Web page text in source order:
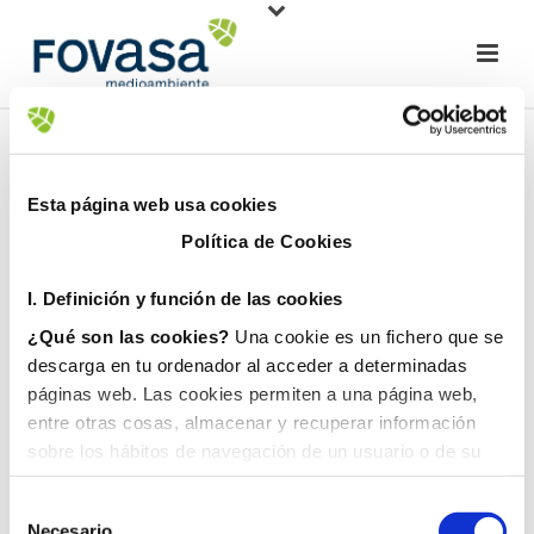
Esta página web usa cookies
Política de Cookies
I. Definición y función de las cookies
¿Qué son las cookies? Una cookie es un fichero que se
descarga en tu ordenador al acceder a determinadas
páginas web. Las cookies permiten a una página web,
entre otras cosas, almacenar y recuperar información
sobre los hábitos de navegación de un usuario o de su
equipo y, dependiendo de la información que contengan y
de la forma en que utilice su equipo, pueden utilizarse